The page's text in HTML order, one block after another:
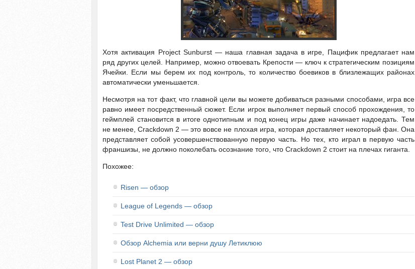
Хотя активация Project Sunburst — наша главная задача в игре, Пацифик предлагает нам
ряд других целей. Например, можно отвоевать Крепости — ключ к стратегическим позициям
Ячейки. Если мы берем их под контроль, то количество боевиков в близлежащих районах
автоматически уменьшается.
Несмотря на тот факт, что главной цели вы можете добиваться разными способами, игра все
равно имеет посредственный сюжет. Если игрок выполняет первый способ прохождения, то
геймплей становится в итоге однотипным и под конец игры даже начинает надоедать. Тем
не менее, Crackdown 2 — это вовсе не плохая игра, которая доставляет некоторый фан. Она
представляет собой усовершенствованную первую часть. Но тех, кто играл в первую часть
франшизы, не должно поколебать осознание того, что Crackdown 2 стоит на плечах гиганта.
Похожее:
Risen — обзор
League of Legends — обзор
Test Drive Unlimited — обзор
Обзор Alchemia или верни душу Летиклюю
Lost Planet 2 — обзор